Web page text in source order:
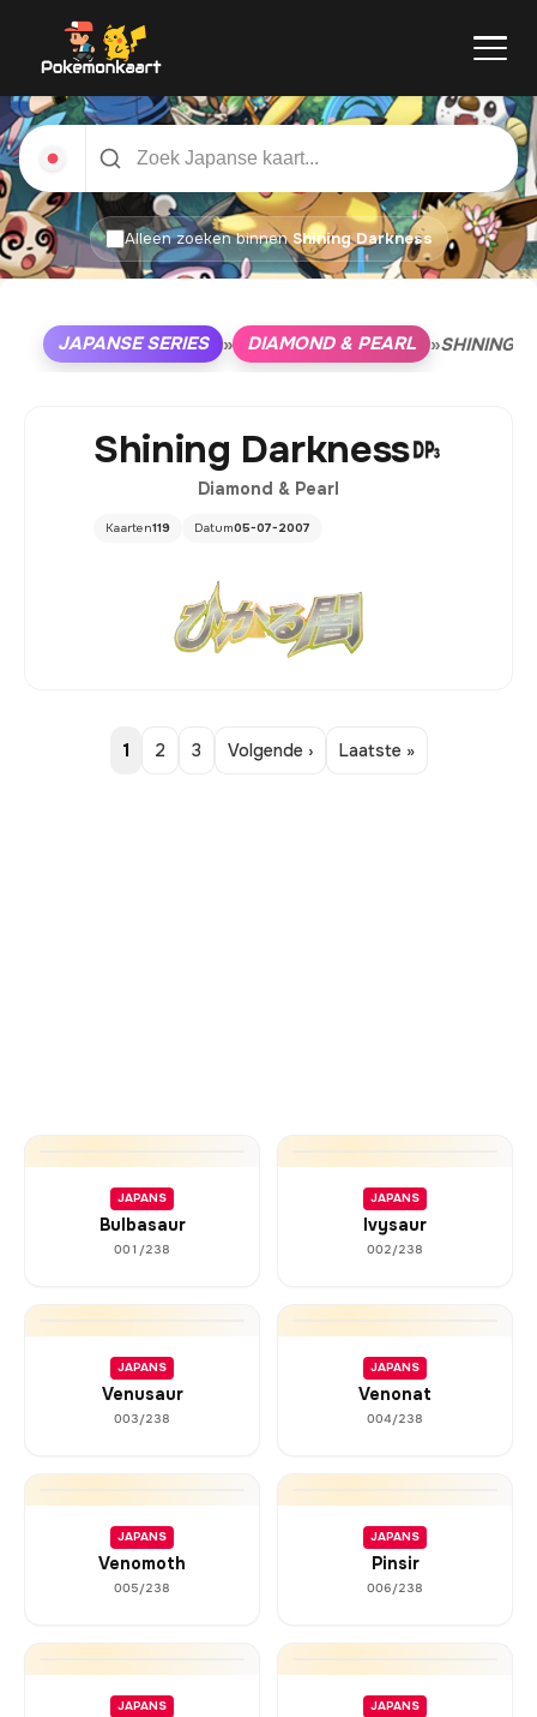
Alleen zoeken binnenShining Darkness
JAPANSE SERIES » DIAMOND & PEARL »SHINING
Shining Darkness
Diamond & Pearl
Kaarten119 Datum05-07-2007
1 2 3 Volgende › Laatste »
JAPANS
Bulbasaur
001/238
JAPANS
Ivysaur
002/238
JAPANS
Venusaur
003/238
JAPANS
Venonat
004/238
JAPANS
Venomoth
005/238
JAPANS
Pinsir
006/238
JAPANS JAPANS